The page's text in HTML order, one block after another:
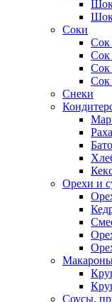
Соки
Сок
Сок
Сок
Сок
Снеки
Орехи и
Соусы,